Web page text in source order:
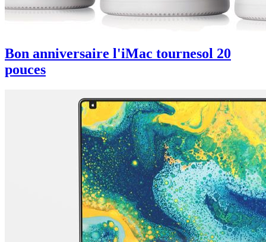
Bon anniversaire l'iMac tournesol 20
pouces